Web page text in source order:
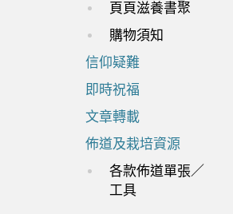
頁頁滋養書聚
購物須知
信仰疑難
即時祝福
文章轉載
佈道及栽培資源
各款佈道單張／
工具